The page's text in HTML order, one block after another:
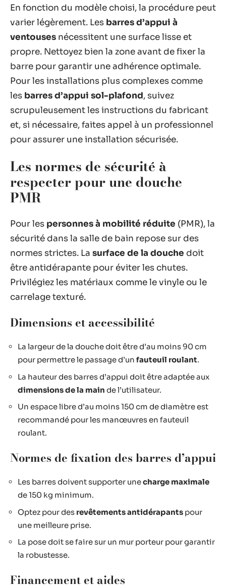
En fonction du modèle choisi, la procédure peut
varier légèrement. Les barres d’appui à
ventouses nécessitent une surface lisse et
propre. Nettoyez bien la zone avant de fixer la
barre pour garantir une adhérence optimale.
Pour les installations plus complexes comme
les barres d’appui sol-plafond, suivez
scrupuleusement les instructions du fabricant
et, si nécessaire, faites appel à un professionnel
pour assurer une installation sécurisée.
Les normes de sécurité à
respecter pour une douche
PMR
Pour les personnes à mobilité réduite (PMR), la
sécurité dans la salle de bain repose sur des
normes strictes. La surface de la douche doit
être antidérapante pour éviter les chutes.
Privilégiez les matériaux comme le vinyle ou le
carrelage texturé.
Dimensions et accessibilité
La largeur de la douche doit être d’au moins 90 cm
pour permettre le passage d’un fauteuil roulant.
La hauteur des barres d’appui doit être adaptée aux
dimensions de la main de l’utilisateur.
Un espace libre d’au moins 150 cm de diamètre est
recommandé pour les manœuvres en fauteuil
roulant.
Normes de fixation des barres d’appui
Les barres doivent supporter unecharge maximale
de 150 kg minimum.
Optez pour des revêtements antidérapants pour
une meilleure prise.
La pose doit se faire sur un mur porteur pour garantir
la robustesse.
Financement et aides